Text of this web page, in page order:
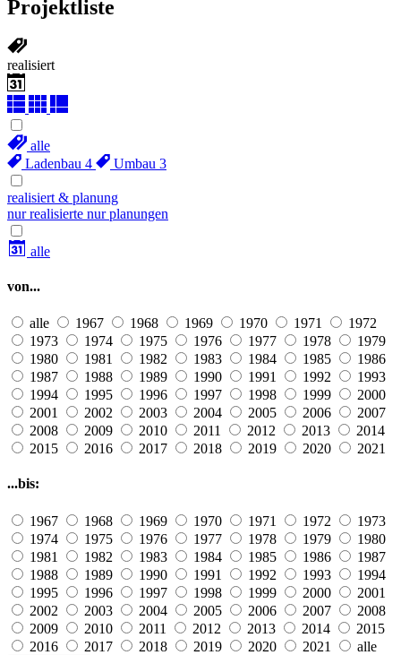
Projektliste
realisiert
alle
Ladenbau 4 Umbau 3
realisiert & planung
nur realisierte nur planungen
alle
von...
alle 1967 1968 1969 1970 1971
1972
1973
1974 1975 1976 1977 1978
1979
1980
1981 1982 1983 1984 1985
1986
1987
1988 1989 1990 1991 1992
1993
1994
1995 1996 1997 1998 1999
2000
2001
2002 2003 2004 2005 2006
2007
2008
2009 2010 2011 2012 2013
2014
2015
2016 2017 2018 2019 2020 2021
...bis:
1967 1968 1969 1970 1971 1972
1973
1974
1975 1976 1977 1978 1979
1980
1981
1982 1983 1984 1985 1986
1987
1988
1989 1990 1991 1992 1993
1994
1995
1996 1997 1998 1999 2000
2001
2002
2003 2004 2005 2006 2007
2008
2009
2010 2011 2012 2013 2014
2015
2016
2017 2018 2019 2020 2021 alle